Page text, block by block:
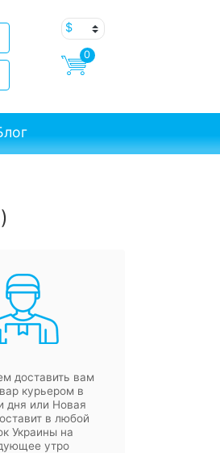
0
доставить вам
курьером в
дня или Новая
в любой
Украины на
утро